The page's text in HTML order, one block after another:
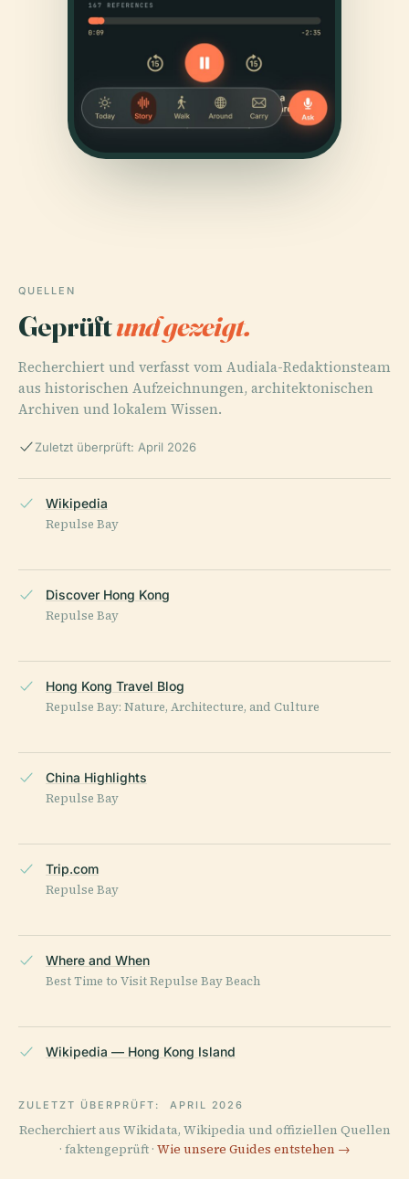
QUELLEN
Geprüftund gezeigt.
Recherchiert und verfasst vom Audiala-Redaktionsteam
aus historischen Aufzeichnungen, architektonischen
Archiven und lokalem Wissen.
Zuletzt überprüft: April 2026
Wikipedia
Repulse Bay
Discover Hong Kong
Repulse Bay
Hong Kong Travel Blog
Repulse Bay: Nature, Architecture, and Culture
China Highlights
Repulse Bay
Trip.com
Repulse Bay
Where and When
Best Time to Visit Repulse Bay Beach
Wikipedia — Hong Kong Island
ZULETZT ÜBERPRÜFT: APRIL 2026
Recherchiert aus Wikidata, Wikipedia und offiziellen Quellen
· faktengeprüft · Wie unsere Guides entstehen →